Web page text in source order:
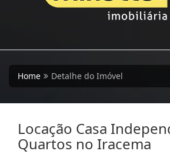
Home Detalhe do Imóvel
Locação Casa
Quartos no Iracema